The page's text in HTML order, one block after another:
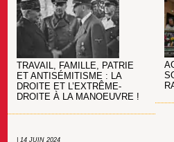
TRAVAIL, FAMILLE, PATRIE
ET ANTISÉMITISME : LA
DROITE ET L’EXTRÊME-
DROITE À LA MANOEUVRE !
| 14 JUIN 2024